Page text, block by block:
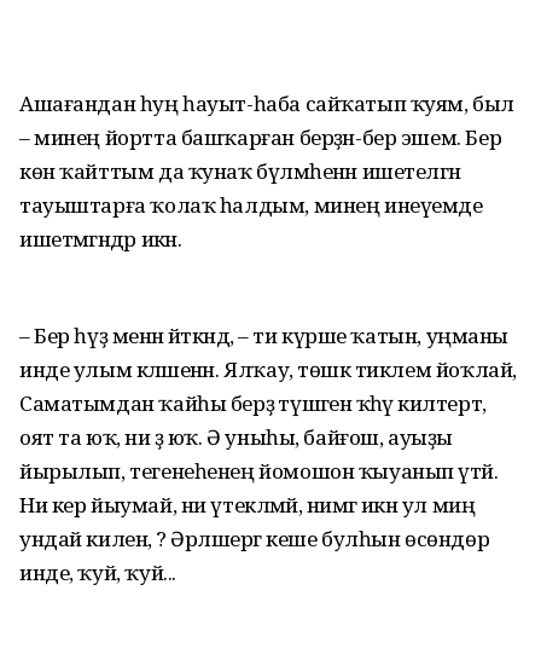
Ашағандан һуң һауыт-һаба сай­ҡатып ҡуям, был
– минең йортта башҡарған берҙән-бер эшем. Бер
көн ҡайттым да ҡунаҡ бүлмәһенән ишетелгән
тауыштарға ҡолаҡ һалдым, минең инеүемде
ишетмәгәндәр икән.
– Бер һүҙ менән әйткәндә, – ти күрше ҡатын, уңманы
инде улым кәләшенән. Ялҡау, төшкә тиклем йоҡлай,
Саматымдан ҡайһы берҙә түшәгенә ҡәһүә килтертә,
оят та юҡ, ни ҙә юҡ. Ә уныһы, байғош, ауыҙы
йырылып, тегенеһенең йомошон ҡыуанып үтәй.
Ни кер йыумай, ни үтекләмәй, нимәгә икән ул миңә
ундай килен, ә? Әрләшергә кеше булһын өсөндөр
инде, ҡуй, ҡуй...